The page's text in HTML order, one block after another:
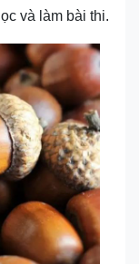
và làm bài thi.